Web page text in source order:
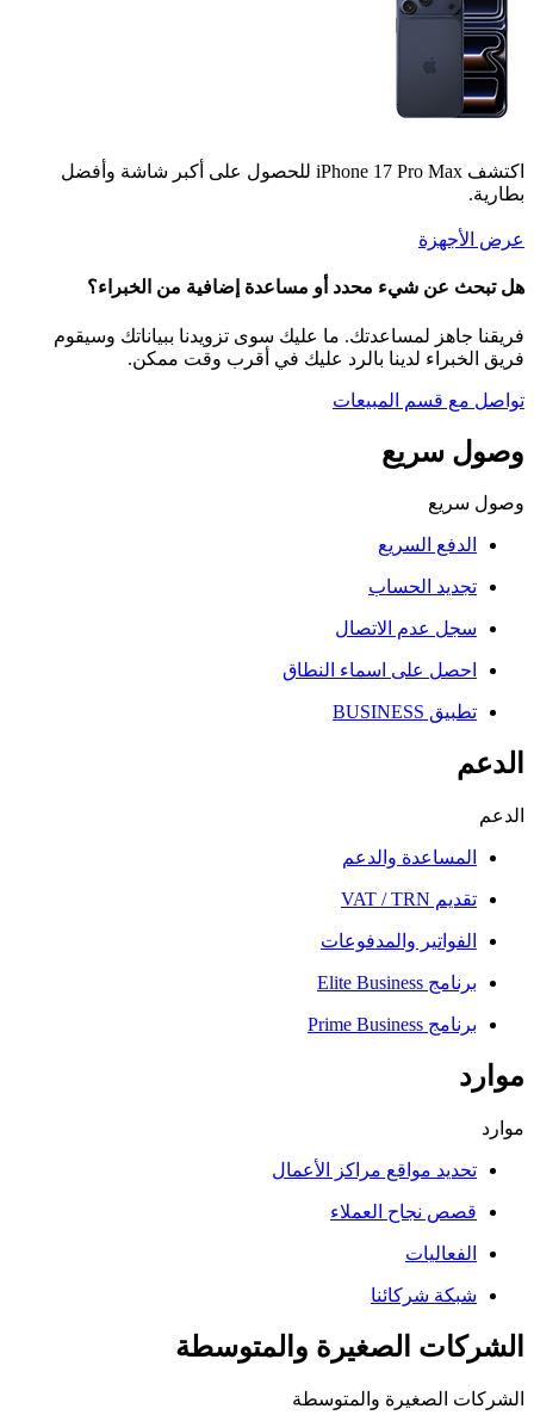
اكتشف iPhone 17 Pro Max للحصول على أكبر شاشة وأفضل
بطارية.
عرض الأجهزة
هل تبحث عن شيء محدد أو مساعدة إضافية من الخبراء؟
فريقنا جاهز لمساعدتك. ما عليك سوى تزويدنا ببياناتك وسيقوم
فريق الخبراء لدينا بالرد عليك في أقرب وقت ممكن.
تواصل مع قسم المبيعات
وصول سريع
وصول سريع
الدفع السريع
تجديد الحساب
سجل عدم الاتصال
احصل على اسماء النطاق
تطبيق BUSINESS
الدعم
الدعم
المساعدة والدعم
تقديم VAT / TRN
الفواتير والمدفوعات
برنامج Elite Business
برنامج Prime Business
موارد
موارد
تحديد مواقع مراكز الأعمال
قصص نجاح العملاء
الفعاليات
شبكة شركائنا
الشركات الصغيرة والمتوسطة
الشركات الصغيرة والمتوسطة